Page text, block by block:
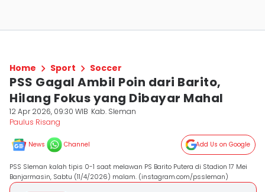
Home Sport Soccer
PSS Gagal Ambil Poin dari Barito,
Hilang Fokus yang Dibayar Mahal
12 Apr 2026, 09:30 WIB Kab. Sleman
Paulus Risang
News Channel Add Us on Google
PSS Sleman kalah tipis 0-1 saat melawan PS Barito Putera di Stadion 17 Mei
Banjarmasin, Sabtu (11/4/2026) malam. (instagram.com/pssleman)